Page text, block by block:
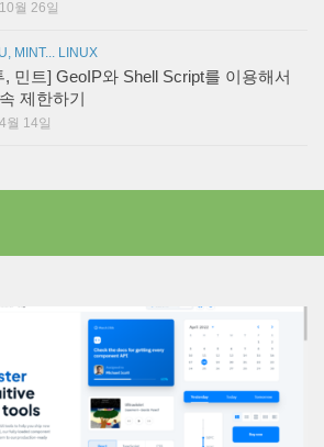
월 26일
MINT... LINUX
, 민트] GeoIP와 Shell Script를 이용해서
제한하기
월 14일